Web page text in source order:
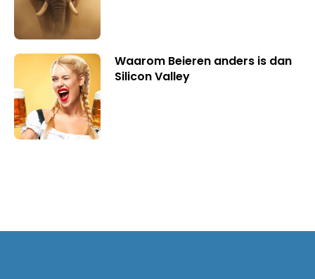
Waarom Beieren anders is dan
Silicon Valley